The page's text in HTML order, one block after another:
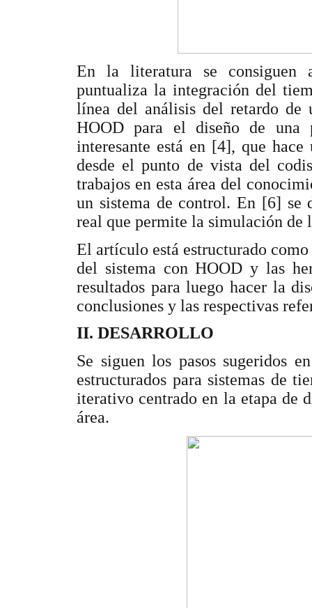
En la literatura se consiguen
puntualiza la integración del
línea del análisis del retardo
HOOD para el diseño de una
interesante está en [4], que
desde el punto de vista del
trabajos en esta área del
un sistema de control. En [6] se
real que permite la simulación de
El artículo está estructurado
del sistema con HOOD y las
resultados para luego hacer la
conclusiones y las respectivas
II. DESARROLLO
Se siguen los pasos sugeridos
estructurados para sistemas de
iterativo centrado en la etapa de
área.